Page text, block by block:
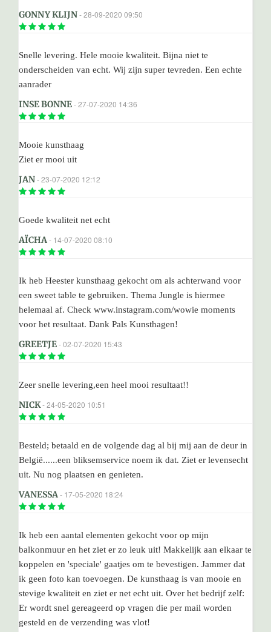
GONNY KLIJN- 28-09-2020 09:50
Snelle levering. Hele mooie kwaliteit. Bijna niet te
onderscheiden van echt. Wij zijn super tevreden. Een echte
aanrader
INSE BONNE- 27-07-2020 14:36
Mooie kunsthaag
Ziet er mooi uit
JAN- 23-07-2020 12:12
Goede kwaliteit net echt
AÏCHA - 14-07-2020 08:10
Ik heb Heester kunsthaag gekocht om als achterwand voor
een sweet table te gebruiken. Thema Jungle is hiermee
helemaal af. Check www.instagram.com/wowie moments
voor het resultaat. Dank Pals Kunsthagen!
GREETJE- 02-07-2020 15:43
Zeer snelle levering,een heel mooi resultaat!!
NICK- 24-05-2020 10:51
Besteld; betaald en de volgende dag al bij mij aan de deur in
België......een bliksemservice noem ik dat. Ziet er levensecht
uit. Nu nog plaatsen en genieten.
VANESSA - 17-05-2020 18:24
Ik heb een aantal elementen gekocht voor op mijn
balkonmuur en het ziet er zo leuk uit! Makkelijk aan elkaar te
koppelen en 'speciale' gaatjes om te bevestigen. Jammer dat
ik geen foto kan toevoegen. De kunsthaag is van mooie en
stevige kwaliteit en ziet er net echt uit. Over het bedrijf zelf:
Er wordt snel gereageerd op vragen die per mail worden
gesteld en de verzending was vlot!